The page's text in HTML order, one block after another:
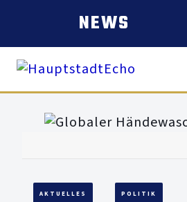
NEWS
AKTUELLES POLITIK